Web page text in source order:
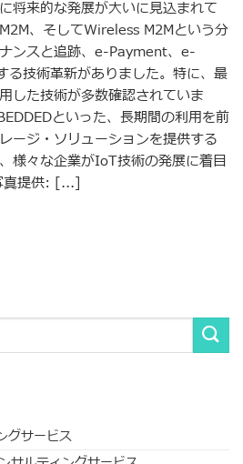
将来的な発展が大いに見込まれて
、そしてWireless M2Mという分
ンスと追跡、e-Payment、e-
技術革新がありました。特に、最
した技術が多数確認されていま
といった、長期間の利用を前
ージ・ソリューションを提供する
様々な企業がIoT技術の発展に着目
真提供: [...]
グサービス